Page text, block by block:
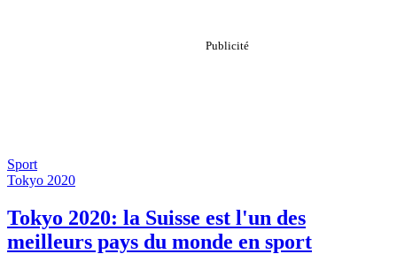
Sport
Tokyo 2020
Tokyo 2020: la Suisse est l'un des
meilleurs pays du monde en sport